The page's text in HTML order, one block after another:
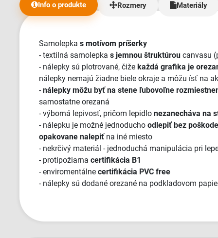
požiadanie. Veľmi si to vážim a cením.
Samozrejme plátno prišlo veľmi korektne
zabalené a krásne. Kvalita je výborná a aj
celý výrobok zodpovedá náhľadu. Určite
som tu nenakupovala naposledy. A ešte raz
Vám dievčatá veľmi pekne ďakujem, hlavne
pani Klaudii ktorá mi pomohla aby mi bolo
doručené plátno na čas. Teším sa na ďalšiu
spoluprácu. ♥ Veľmi spokojná zákazníčka."
Info o produkte Rozmery Materiály
Samolepka s motívom príšerky
- textilná samolepka s jemnou štruktúrou canvasu
- nálepky sú plotrované, čiže každá grafika je
nálepky nemajú žiadne biele okraje a môžu ísť na
-nálepky môžu byť na stene ľubovoľne
samostatne orezaná
- výborná lepivosť, pričom lepidlo nezanecháva na
- nálepku je možné jednoducho odlepiť bez
opakovane nalepiť na iné miesto
- nekrčivý materiál - jednoduchá manipulácia pri
- protipožiarna certifikácia B1
- enviromentálne certifikácia PVC free
- nálepky sú dodané orezané na podkladovom